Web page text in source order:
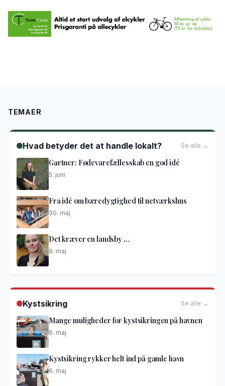
TEMAER
Hvad betyder det at handle lokalt? Se alle →
Gartner: Fødevarefællesskab en god idé
5. juni
Fra idé om bæredygtighed til netværkshus
30. maj
Det kræver en landsby …
9. maj
Kystsikring Se alle →
Mange muligheder for kystsikringen på havnen
6. maj
Kystsikring rykker helt ind på gamle havn
6. maj